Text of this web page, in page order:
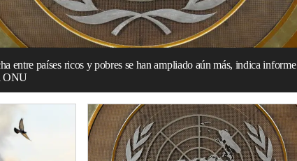
entre países ricos y pobres se han ampliado aún más, indica informe
ONU